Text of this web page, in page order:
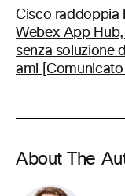
Cisco raddoppia
Webex App Hub,
senza soluzione
ami [Comunicato
About The